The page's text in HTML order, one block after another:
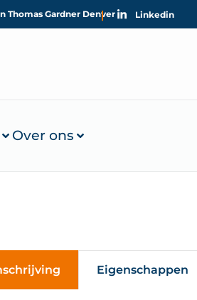
Thomas Gardner Denver Linkedin
Over ons
Eigenschappen